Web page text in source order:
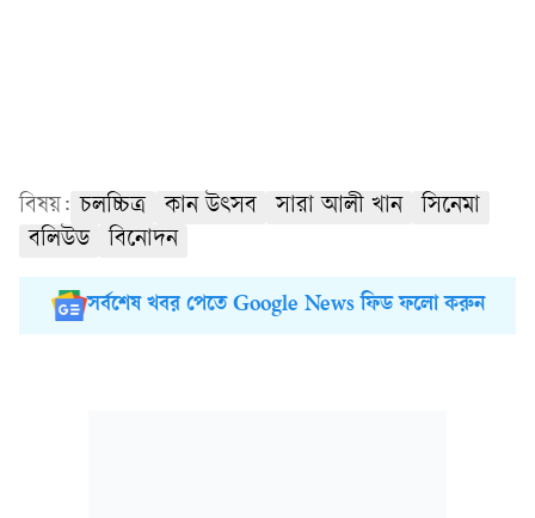
বিষয়: চলচ্চিত্র কান উৎসব সারা আলী খান
সিনেমা
বলিউড
বিনোদন
সর্বশেষ খবর পেতে Google News ফিড ফলো করুন